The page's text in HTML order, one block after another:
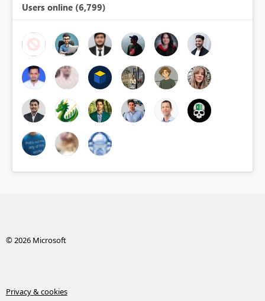
Users online (6,799)
© 2026 Microsoft
Privacy & cookies